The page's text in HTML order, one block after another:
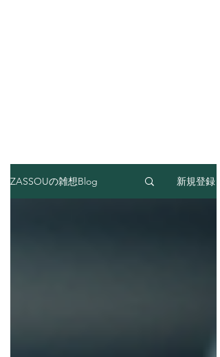
ZASSOUの雑想Blog 新規登録